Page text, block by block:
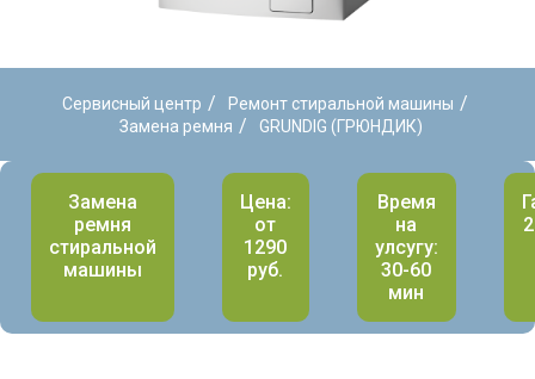
Сервисный центр / Ремонт стиральной машины /
Замена ремня / GRUNDIG (ГРЮНДИК)
Замена
ремня
стиральной
машины
Цена:
от
1290
руб.
Время
на
улсугу:
30-60
мин